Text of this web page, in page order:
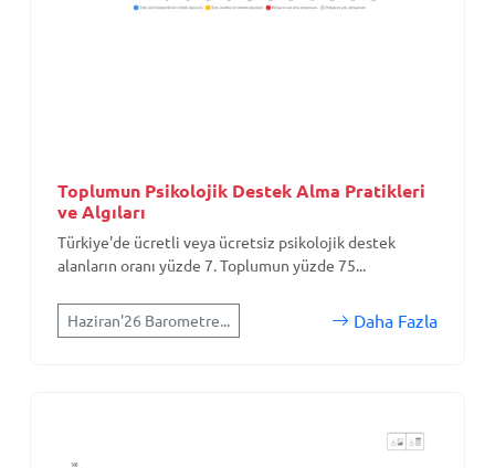
Toplumun Psikolojik Destek Alma Pratikleri
ve Algıları
Türkiye'de ücretli veya ücretsiz psikolojik destek
alanların oranı yüzde 7. Toplumun yüzde 75...
Haziran'26 Barometre... Daha Fazla